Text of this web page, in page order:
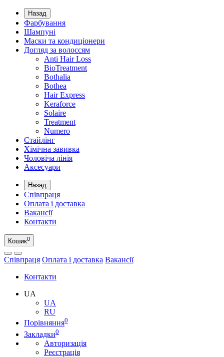
Назад
Фарбування
Шампуні
Маски та кондиціонери
Догляд за волоссям
Anti Hair Loss
BioTreatment
Bothalia
Bothea
Hair Express
Keraforce
Solaire
Treatment
Numero
Стайлінг
Хімічна завивка
Чоловіча лінія
Аксесуари
Назад
Співпраця
Оплата і доставка
Вакансії
Контакти
Кошик0
Співпраця Оплата і доставка Вакансії
Контакти
UA
UA
RU
Порівняння0
Закладки0
Авторизація
Реєстрація